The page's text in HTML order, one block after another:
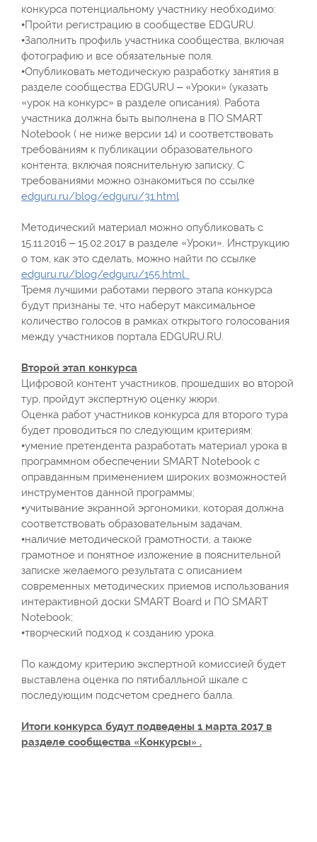
конкурса потенциальному участнику необходимо:
•Пройти регистрацию в сообществе EDGURU.
•Заполнить профиль участника сообщества, включая
фотографию и все обязательные поля.
•Опубликовать методическую разработку занятия в
разделе сообщества EDGURU – «Уроки» (указать
«урок на конкурс» в разделе описания). Работа
участника должна быть выполнена в ПО SMART
Notebook ( не ниже версии 14) и соответствовать
требованиям к публикации образовательного
контента, включая пояснительную записку. С
требованиями можно ознакомиться по ссылке
edguru.ru/blog/edguru/31.html
Методический материал можно опубликовать с
15.11.2016 – 15.02.2017 в разделе «Уроки». Инструкцию
о том, как это сделать, можно найти по ссылке
edguru.ru/blog/edguru/155.html.
Тремя лучшими работами первого этапа конкурса
будут признаны те, что наберут максимальное
количество голосов в рамках открытого голосования
между участников портала EDGURU.RU.
Второй этап конкурса
Цифровой контент участников, прошедших во второй
тур, пройдут экспертную оценку жюри.
Оценка работ участников конкурса для второго тура
будет проводиться по следующим критериям:
•умение претендента разработать материал урока в
программном обеспечении SMART Notebook с
оправданным применением широких возможностей
инструментов данной программы;
•учитывание экранной эргономики, которая должна
соответствовать образовательным задачам,
•наличие методической грамотности, а также
грамотное и понятное изложение в пояснительной
записке желаемого результата с описанием
современных методических приемов использования
интерактивной доски SMART Board и ПО SMART
Notebook;
•творческий подход к созданию урока.
По каждому критерию экспертной комиссией будет
выставлена оценка по пятибалльной шкале с
последующим подсчетом среднего балла.
Итоги конкурса будут подведены 1 марта 2017 в
разделе сообщества «Конкурсы» .